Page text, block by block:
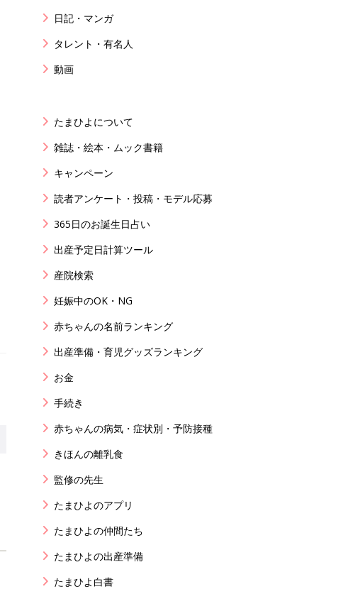
日記・マンガ
タレント・有名人
動画
たまひよについて
雑誌・絵本・ムック書籍
キャンペーン
読者アンケート・投稿・モデル応募
365日のお誕生日占い
出産予定日計算ツール
産院検索
妊娠中のOK・NG
赤ちゃんの名前ランキング
出産準備・育児グッズランキング
お金
手続き
赤ちゃんの病気・症状別・予防接種
きほんの離乳食
監修の先生
たまひよのアプリ
たまひよの仲間たち
たまひよの出産準備
たまひよ白書